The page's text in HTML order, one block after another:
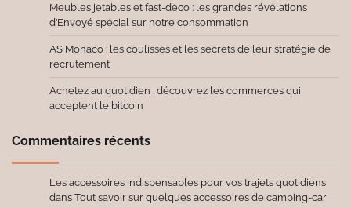
Meubles jetables et fast-déco : les grandes révélations
d’Envoyé spécial sur notre consommation
AS Monaco : les coulisses et les secrets de leur stratégie de
recrutement
Achetez au quotidien : découvrez les commerces qui
acceptent le bitcoin
Commentaires récents
Les accessoires indispensables pour vos trajets quotidiens
dans Tout savoir sur quelques accessoires de camping-car